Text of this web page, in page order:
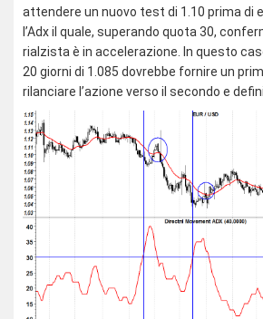
attendere un nuovo test di 1.10 prima di
l’Adx il quale, superando quota 30,
rialzista è in accelerazione. In questo
20 giorni di 1.085 dovrebbe fornire un
rilanciare l’azione verso il secondo e